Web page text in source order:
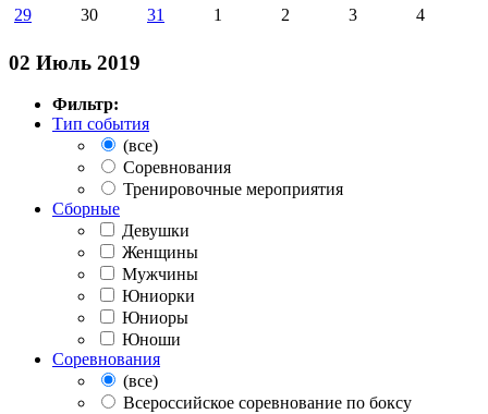
29 30 31 1 2 3 4
02 Июль 2019
Фильтр:
Тип события
(все)
Соревнования
Тренировочные мероприятия
Сборные
Девушки
Женщины
Мужчины
Юниорки
Юниоры
Юноши
Соревнования
(все)
Всероссийское соревнование по боксу